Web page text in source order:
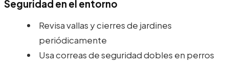
Seguridad en el entorno
Revisa vallas y cierres de jardines
periódicamente
Usa correas de seguridad dobles en perros